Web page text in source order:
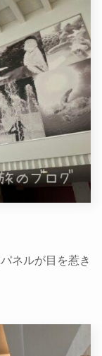
ネルが目を惹き